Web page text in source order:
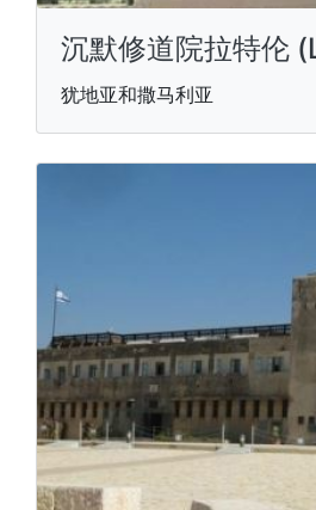
沉默修道院拉特伦
犹地亚和撒马利亚